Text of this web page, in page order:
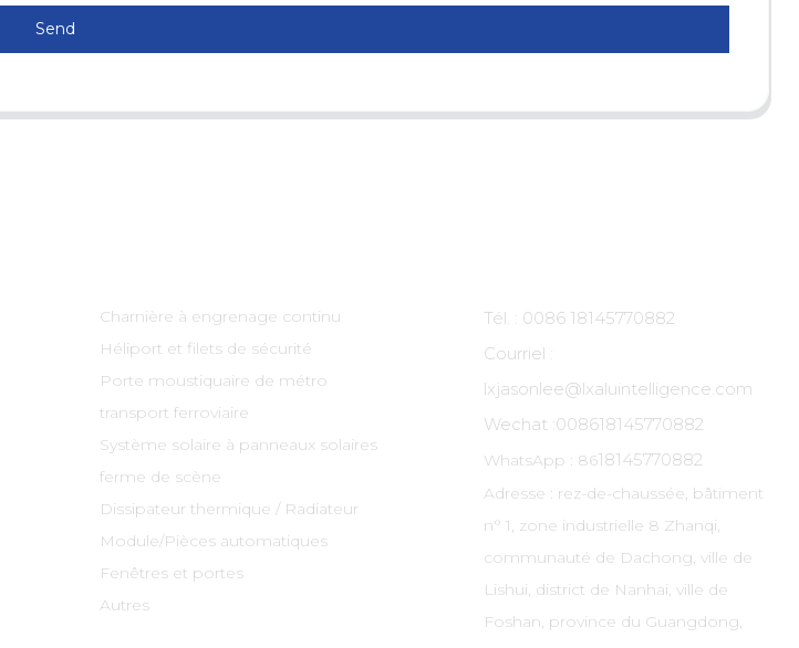
Send
Charnière à engrenage continu
Héliport et filets de sécurité
Porte moustiquaire de métro
transport ferroviaire
Système solaire à panneaux solaires
ferme de scène
Dissipateur thermique / Radiateur
Module/Pièces automatiques
Fenêtres et portes
Autres
Tél. : 0086 18145770882
Courriel :
lxjasonlee@lxaluintelligence.com
Wechat :008618145770882
WhatsApp : 8618145770882
Adresse : rez-de-chaussée, bâtiment
n° 1, zone industrielle 8 Zhanqi,
communauté de Dachong, ville de
Lishui, district de Nanhai, ville de
Foshan, province du Guangdong,